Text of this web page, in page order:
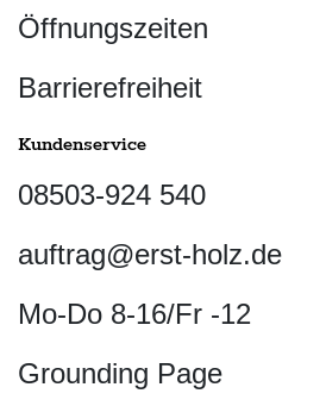
Öffnungszeiten
Barrierefreiheit
Kundenservice
08503-924 540
auftrag@erst-holz.de
Mo-Do 8-16/Fr -12
Grounding Page